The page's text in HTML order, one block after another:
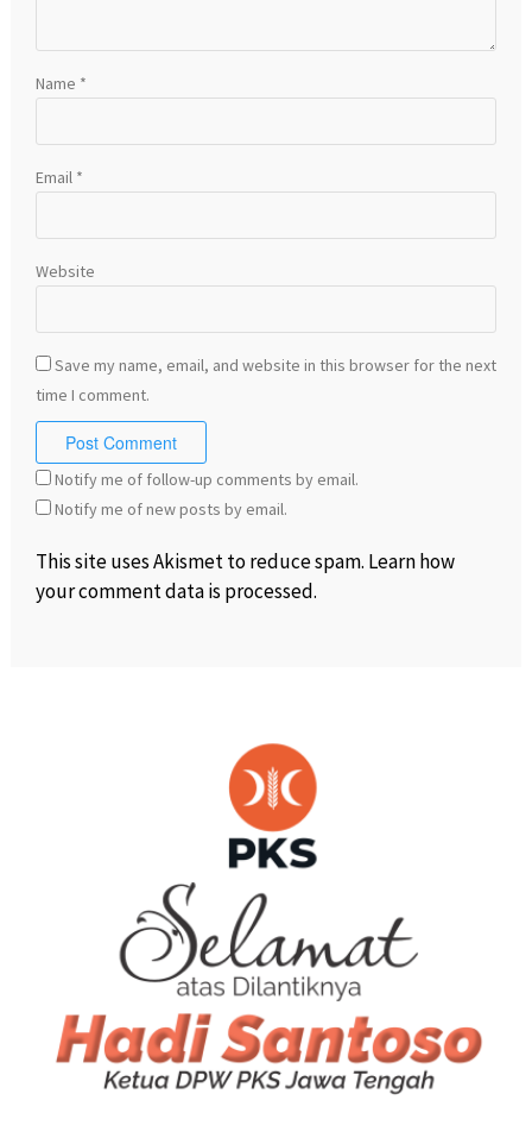
Name *
Email *
Website
Save my name, email, and website in this browser for the next
time I comment.
Notify me of follow-up comments by email.
Notify me of new posts by email.
This site uses Akismet to reduce spam. Learn how
your comment data is processed.